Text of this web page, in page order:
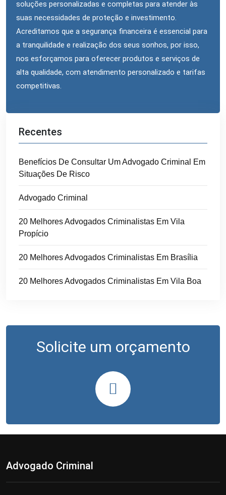
soluções personalizadas e completas para atender às
suas necessidades de proteção e investimento.
Acreditamos que a segurança financeira é essencial para
a tranquilidade e realização dos seus sonhos, por isso,
nos esforçamos para oferecer produtos e serviços de
alta qualidade, com atendimento personalizado e tarifas
competitivas.
Recentes
Benefícios De Consultar Um Advogado Criminal Em
Situações De Risco
Advogado Criminal
20 Melhores Advogados Criminalistas Em Vila
Propício
20 Melhores Advogados Criminalistas Em Brasília
20 Melhores Advogados Criminalistas Em Vila Boa
Solicite um orçamento
Advogado Criminal